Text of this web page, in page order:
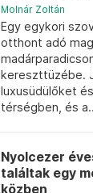
Molnár Zoltán
Egy egykori
otthont adó
kereszttüzébe.
luxusüdülőket
térségben, és
Nyolcezer
találtak egy
közben